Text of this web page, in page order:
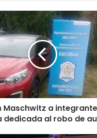
Maschwitz a
dedicada al robo de